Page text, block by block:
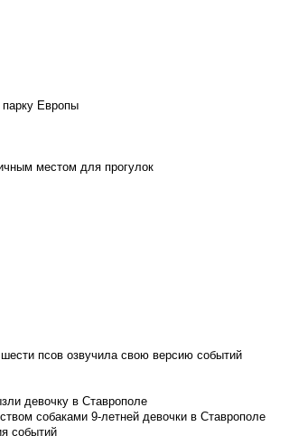
парку Европы
местом для прогулок
псов озвучила свою версию событий
девочку в Ставрополе
собаками 9-летней девочки в Ставрополе
событий